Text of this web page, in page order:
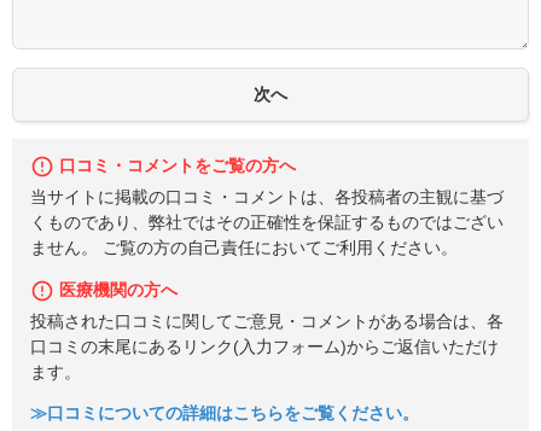
口コミ・コメントをご覧の方へ
当サイトに掲載の口コミ・コメントは、各投稿者の主観に基づ
くものであり、弊社ではその正確性を保証するものではござい
ません。 ご覧の方の自己責任においてご利用ください。
医療機関の方へ
投稿された口コミに関してご意見・コメントがある場合は、各
口コミの末尾にあるリンク(入力フォーム)からご返信いただけ
ます。
≫口コミについての詳細はこちらをご覧ください。